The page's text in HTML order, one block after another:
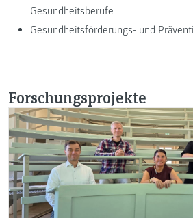
Gesundheitsberufe
Gesundheitsförderungs- und
Forschungsprojekte